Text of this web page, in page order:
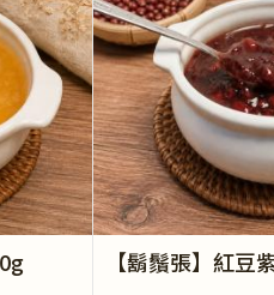
【鬍鬚張】紅豆